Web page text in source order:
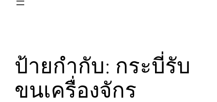
ป้ายกำกับ: กระบี่รับ
ขนเครื่องจักร